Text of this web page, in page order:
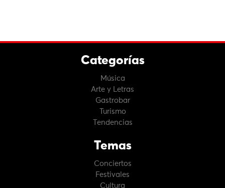
Categorías
Música
Arte y Letras
Gastrobar
Turismo
Tendencias
Temas
Conciertos
Festivales
Cultura